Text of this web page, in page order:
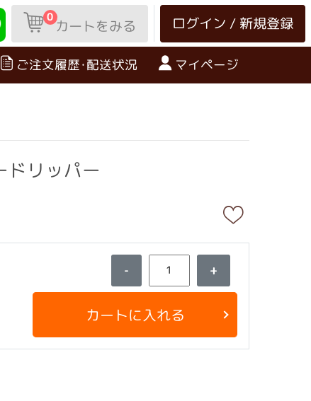
ログイン / 新規登録
0カートをみる
ご注文履歴･配送状況 マイページ
ドリッパー
- +
カートに入れる